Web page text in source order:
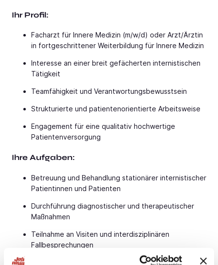
Ihr Profil:
Facharzt für Innere Medizin (m/w/d) oder Arzt/Ärztin
in fortgeschrittener Weiterbildung für Innere Medizin
Interesse an einer breit gefächerten internistischen
Tätigkeit
Teamfähigkeit und Verantwortungsbewusstsein
Strukturierte und patientenorientierte Arbeitsweise
Engagement für eine qualitativ hochwertige
Patientenversorgung
Ihre Aufgaben:
Betreuung und Behandlung stationärer internistischer
Patientinnen und Patienten
Durchführung diagnostischer und therapeutischer
Maßnahmen
Teilnahme an Visiten und interdisziplinären
Fallbesprechungen
Zusammenarbeit mit den verschiedenen